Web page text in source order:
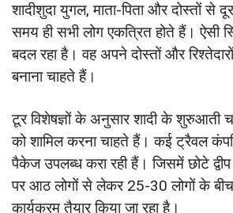
शादीशुदा युगल, माता-पिता और दोस्तों से
समय ही सभी लोग एकत्रित होते हैं। ऐसी
बदल रहा है। वह अपने दोस्तों और
बनाना चाहते हैं।
टूर विशेषज्ञों के अनुसार शादी के शुरुआती
को शामिल करना चाहते हैं। कई ट्रैवल
पैकेज उपलब्ध करा रही हैं। जिसमें छोटे
पर आठ लोगों से लेकर 25-30 लोगों के
कार्यक्रम तैयार किया जा रहा है।